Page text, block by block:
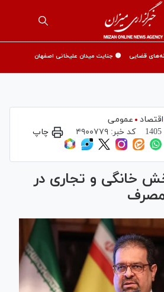
قضایی 🟡 جنایت میدان علیخانی اصفهان
اقتصاد
عمومی
کد خبر: ۴۹۰۰۷۷۹ چاپ
خانگی و تجاری در
مصرف